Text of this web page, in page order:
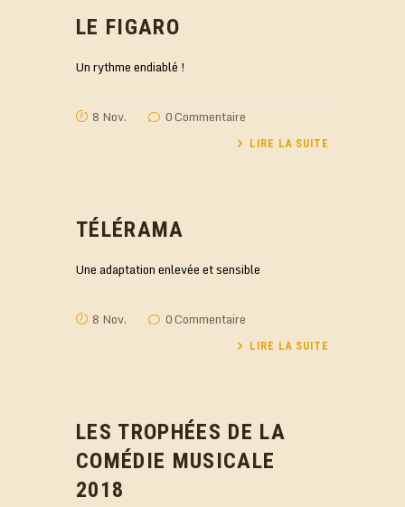
LE FIGARO
Un rythme endiablé !
8 Nov. 0Commentaire
LIRE LA SUITE
TÉLÉRAMA
Une adaptation enlevée et sensible
8 Nov. 0Commentaire
LIRE LA SUITE
LES TROPHÉES DE LA
COMÉDIE MUSICALE
2018